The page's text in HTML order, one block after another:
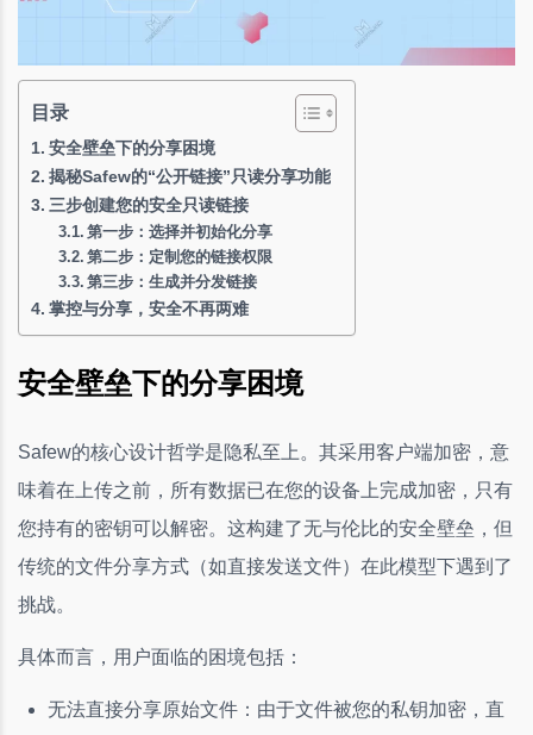
目录
安全壁垒下的分享困境
揭秘Safew的“公开链接”只读分享功能
三步创建您的安全只读链接
第一步：选择并初始化分享
第二步：定制您的链接权限
第三步：生成并分发链接
掌控与分享，安全不再两难
安全壁垒下的分享困境
Safew的核心设计哲学是隐私至上。其采用客户端加密，意
味着在上传之前，所有数据已在您的设备上完成加密，只有
您持有的密钥可以解密。这构建了无与伦比的安全壁垒，但
传统的文件分享方式（如直接发送文件）在此模型下遇到了
挑战。
具体而言，用户面临的困境包括：
无法直接分享原始文件：由于文件被您的私钥加密，直